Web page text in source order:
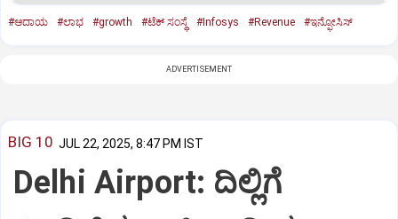
#ಆದಾಯ #ಲಾಭ #growth #ಟೆಕ್‌ ಸಂಸ್ಥೆ #Infosys #Revenue #ಇನ್ಫೋಸಿಸ್‌
ADVERTISEMENT
BIG 10 JUL 22, 2025, 8:47 PM IST
Delhi Airport: ದಿಲ್ಲಿಗೆ